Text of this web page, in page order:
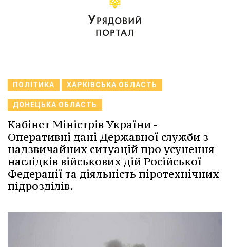
ПОЛІТИКА ХАРКІВСЬКА ОБЛАСТЬ
ДОНЕЦЬКА ОБЛАСТЬ
Кабінет Міністрів України -
Оперативні дані Державної служби з
надзвичайних ситуацій про усунення
наслідків військових дій Російської
Федерації та діяльність піротехнічних
підрозділів.